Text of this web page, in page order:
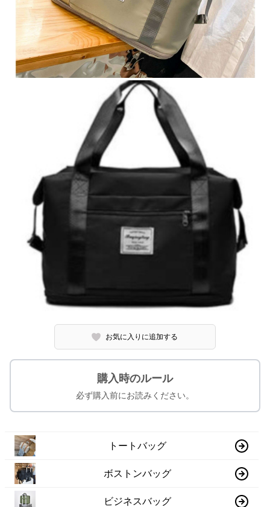
お気に入りに追加する
購入時のルール
必ず購入前にお読みください。
トートバッグ
ボストンバッグ
ビジネスバッグ